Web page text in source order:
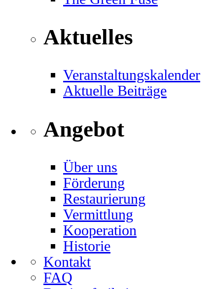
Aktuelles
Veranstaltungskalender
Aktuelle Beiträge
Angebot
Über uns
Förderung
Restaurierung
Vermittlung
Kooperation
Historie
Kontakt
FAQ